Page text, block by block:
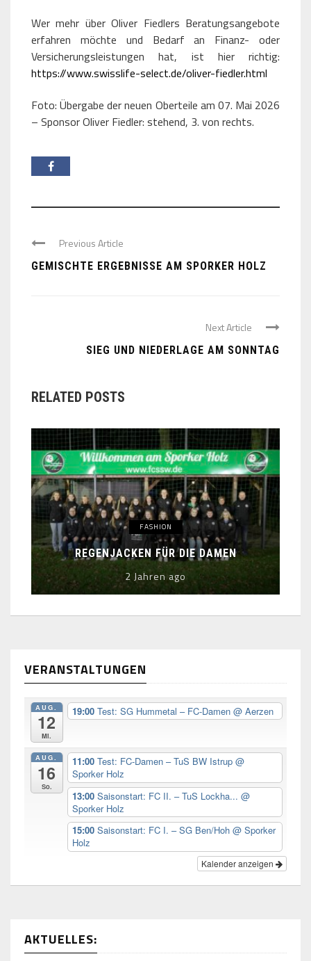
Wer mehr über Oliver Fiedlers Beratungsangebote
erfahren möchte und Bedarf an Finanz- oder
Versicherungsleistungen hat, ist hier richtig:
https://www.swisslife-select.de/oliver-fiedler.html
Foto: Übergabe der neuen Oberteile am 07. Mai 2026
– Sponsor Oliver Fiedler: stehend, 3. von rechts.
Previous Article
GEMISCHTE ERGEBNISSE AM SPORKER HOLZ
Next Article
SIEG UND NIEDERLAGE AM SONNTAG
RELATED POSTS
FASHION
REGENJACKEN FÜR DIE DAMEN
2 Jahren ago
VERANSTALTUNGEN
AUG.
12
Mi.
19:00 Test: SG Hummetal – FC-Damen @ Aerzen
AUG.
16
So.
11:00 Test: FC-Damen – TuS BW Istrup @
Sporker Holz
13:00 Saisonstart: FC II. – TuS Lockha... @
Sporker Holz
15:00 Saisonstart: FC I. – SG Ben/Hoh @ Sporker
Holz
Kalender anzeigen
AKTUELLES: